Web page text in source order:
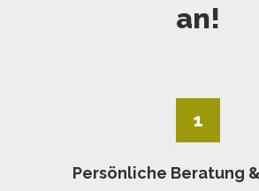
an!
1
Persönliche Beratung